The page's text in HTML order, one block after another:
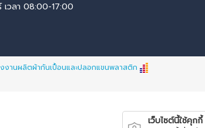
เวลา 08:00-17:00
งานผลิตผ้ากันเปื้อนและปลอกแขนพลาสติก
เว็บไซต์นี้ใช้คุกกี้